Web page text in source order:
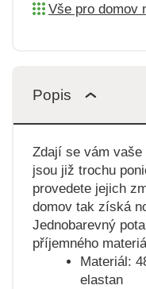
Vše pro domov
Popis
Zdají se vám
jsou již trochu
provedete jejich
domov tak získá
Jednobarevný
příjemného
Materiál:
elastan